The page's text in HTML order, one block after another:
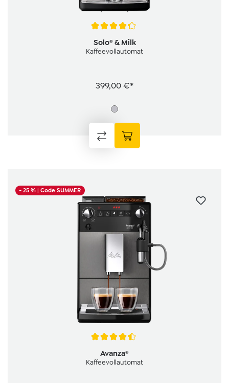
Durchschnittliche Bewertung von 4.1 von 5 Sternen
Solo® & Milk
Kaffeevollautomat
399,00 €*
- 25 %| Code SUMMER
Avanza®
Kaffeevollautomat